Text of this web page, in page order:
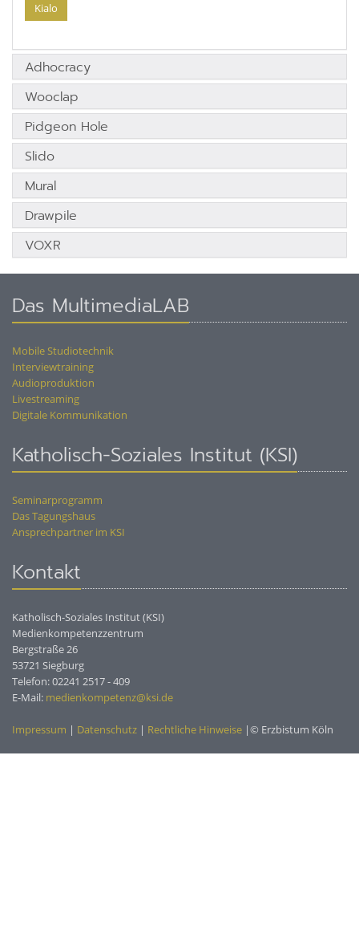
Kialo
Adhocracy
Wooclap
Pidgeon Hole
Slido
Mural
Drawpile
VOXR
Das MultimediaLAB
Mobile Studiotechnik
Interviewtraining
Audioproduktion
Livestreaming
Digitale Kommunikation
Katholisch-Soziales Institut (KSI)
Seminarprogramm
Das Tagungshaus
Ansprechpartner im KSI
Kontakt
Katholisch-Soziales Institut (KSI)
Medienkompetenzzentrum
Bergstraße 26
53721 Siegburg
Telefon: 02241 2517 - 409
E-Mail: medienkompetenz@ksi.de
Impressum | Datenschutz | Rechtliche Hinweise |© Erzbistum Köln